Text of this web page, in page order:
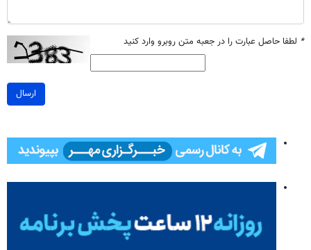
* لطفا حاصل عبارت را در جعبه متن روبرو وارد کنید
ارسال